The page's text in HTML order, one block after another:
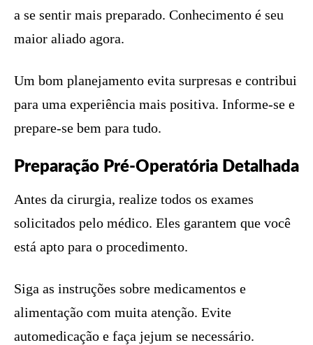
a se sentir mais preparado. Conhecimento é seu
maior aliado agora.
Um bom planejamento evita surpresas e contribui
para uma experiência mais positiva. Informe-se e
prepare-se bem para tudo.
Preparação Pré-Operatória Detalhada
Antes da cirurgia, realize todos os exames
solicitados pelo médico. Eles garantem que você
está apto para o procedimento.
Siga as instruções sobre medicamentos e
alimentação com muita atenção. Evite
automedicação e faça jejum se necessário.